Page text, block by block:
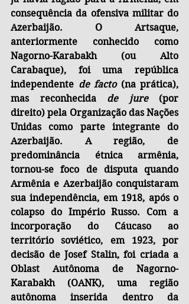
consequência da ofensiva militar do
Azerbaijão. O Artsaque,
anteriormente conhecido como
Nagorno-Karabakh (ou Alto
Carabaque), foi uma república
independente de facto (na prática),
mas reconhecida de jure (por
direito) pela Organização das Nações
Unidas como parte integrante do
Azerbaijão. A região, de
predominância étnica armênia,
tornou-se foco de disputa quando
Armênia e Azerbaijão conquistaram
sua independência, em 1918, após o
colapso do Império Russo. Com a
incorporação do Cáucaso ao
território soviético, em 1923, por
decisão de Josef Stalin, foi criada a
Oblast Autônoma de Nagorno-
Karabakh (OANK), uma região
autônoma inserida dentro da